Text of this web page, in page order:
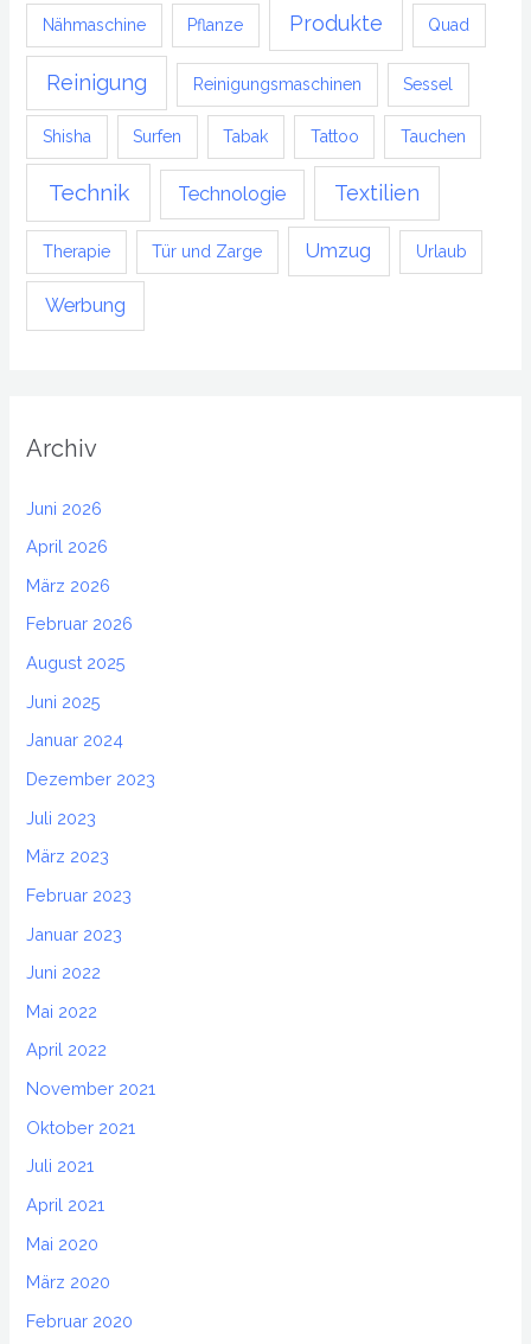
Nähmaschine Pflanze Produkte Quad
Reinigung Reinigungsmaschinen Sessel
Shisha Surfen Tabak Tattoo Tauchen
Technik Technologie Textilien
Therapie Tür und Zarge Umzug Urlaub
Werbung
Archiv
Juni 2026
April 2026
März 2026
Februar 2026
August 2025
Juni 2025
Januar 2024
Dezember 2023
Juli 2023
März 2023
Februar 2023
Januar 2023
Juni 2022
Mai 2022
April 2022
November 2021
Oktober 2021
Juli 2021
April 2021
Mai 2020
März 2020
Februar 2020